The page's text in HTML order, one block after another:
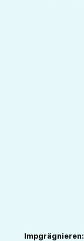
Impgrägnieren: